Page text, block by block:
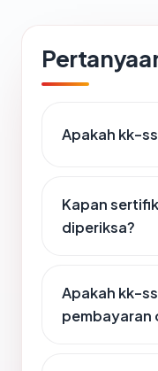
Apakah kk-
Kapan
diperiksa?
Apakah kk-
pembayaran